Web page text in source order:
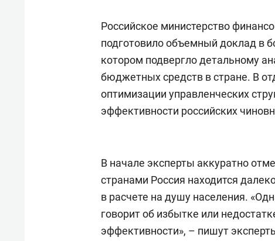
Российское министерство
подготовило объемный доклад в
котором подвергло детальному
бюджетных средств в стране. В
оптимизации управленческих
эффективности российских
В начале эксперты аккуратно
странами Россия находится
в расчете на душу населения.
говорит об избытке или
эффективности», – пишут
Как ГК «МИР ГРУПП» и ВТБ